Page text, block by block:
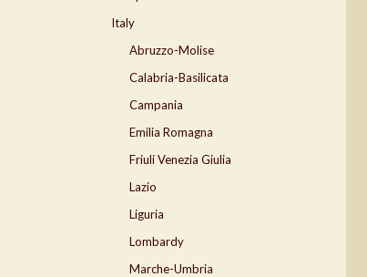
Italy
Abruzzo-Molise
Calabria-Basilicata
Campania
Emilia Romagna
Friuli Venezia Giulia
Lazio
Liguria
Lombardy
Marche-Umbria